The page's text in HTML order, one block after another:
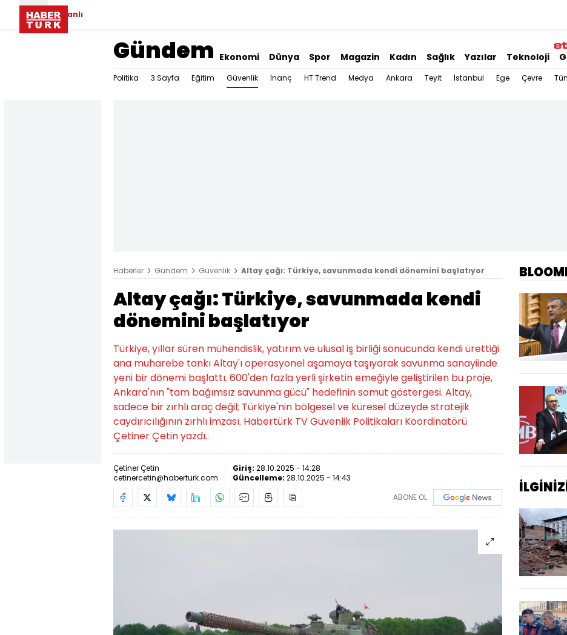
Canlı
Gündem Ekonomi Dünya Spor Magazin Kadın Sağlık Yazılar Teknoloji
Politika 3.Sayfa Eğitim Güvenlik İnanç HT Trend Medya Ankara Teyit İstanbul Ege Çevre
Haberler Gündem Güvenlik Altay çağı: Türkiye, savunmada kendi dönemini başlatıyor
Altay çağı: Türkiye, savunmada kendi
dönemini başlatıyor
Türkiye, yıllar süren mühendislik, yatırım ve ulusal iş birliği sonucunda kendi ürettiği
ana muharebe tankı Altay'ı operasyonel aşamaya taşıyarak savunma sanayiinde
yeni bir dönemi başlattı. 600'den fazla yerli şirketin emeğiyle geliştirilen bu proje,
Ankara'nın "tam bağımsız savunma gücü" hedefinin somut göstergesi. Altay,
sadece bir zırhlı araç değil; Türkiye'nin bölgesel ve küresel düzeyde stratejik
caydırıcılığının zırhlı imzası. Habertürk TV Güvenlik Politikaları Koordinatörü
Çetiner Çetin yazdı..
Çetiner Çetin
cetinercetin@haberturk.com
Giriş: 28.10.2025 - 14:28
Güncelleme: 28.10.2025 - 14:43
ABONE OL